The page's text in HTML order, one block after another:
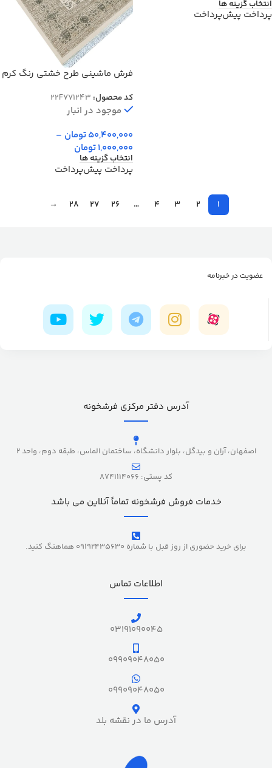
انتخاب گزینه ها
پرداخت پیش‌پرداخت
فرش ماشینی طرح خشتی رنگ کرم
کد محصول: 22F771243
موجود در انبار
50,400,000تومان –
1,000,000تومان
انتخاب گزینه ها
پرداخت پیش‌پرداخت
1
2
3
4
…
26
27
28
→
عضویت در خبرنامه
آدرس دفتر مرکزی فرشخونه
اصفهان، آران و بیدگل، بلوار دانشگاه، ساختمان الماس، طبقه دوم، واحد 2
کد پستی: 8741114066
خدمات فروش فرشخونه تماماً آنلاین می باشد
برای خرید حضوری از روز قبل با شماره 09192435630 هماهنگ کنید.
اطلاعات تماس
03191090045
09909048050
09909048050
آدرس ما در نقشه بلد